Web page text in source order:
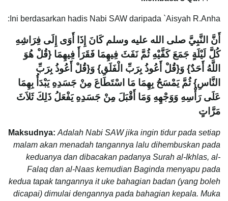
Ini berdasarkan hadis Nabi SAW daripada `Aisyah R.Anha:
أَنَّ النَّبِيَّ صلى الله عليه وسلم كَانَ إِذَا أَوَى إِلَى فِرَاشِهِ
كُلَّ لَيْلَةٍ جَمَعَ كَفَّيْهِ ثُمَّ نَفَثَ فِيهِمَا فَقَرَأَ فِيهِمَا ‏{‏قُلْ هُوَ
اللَّهُ أَحَدٌ‏}‏ وَ‏{‏قُلْ أَعُوذُ بِرَبِّ الْفَلَقِ‏}‏ وَ‏{‏قُلْ أَعُوذُ بِرَبِّ
النَّاسِ‏}‏ ثُمَّ يَمْسَحُ بِهِمَا مَا اسْتَطَاعَ مِنْ جَسَدِهِ يَبْدَأُ بِهِمَا
عَلَى رَأْسِهِ وَوَجْهِهِ وَمَا أَقْبَلَ مِنْ جَسَدِهِ يَفْعَلُ ذَلِكَ ثَلاَثَ
مَرَّاتٍ
Maksudnya: Adalah Nabi SAW jika ingin tidur pada setiap
malam akan menadah tangannya lalu dihembuskan pada
keduanya dan dibacakan padanya Surah al-Ikhlas, al-
Falaq dan al-Naas kemudian Baginda menyapu pada
kedua tapak tangannya it uke bahagian badan (yang boleh
dicapai) dimulai dengannya pada bahagian kepala. Muka